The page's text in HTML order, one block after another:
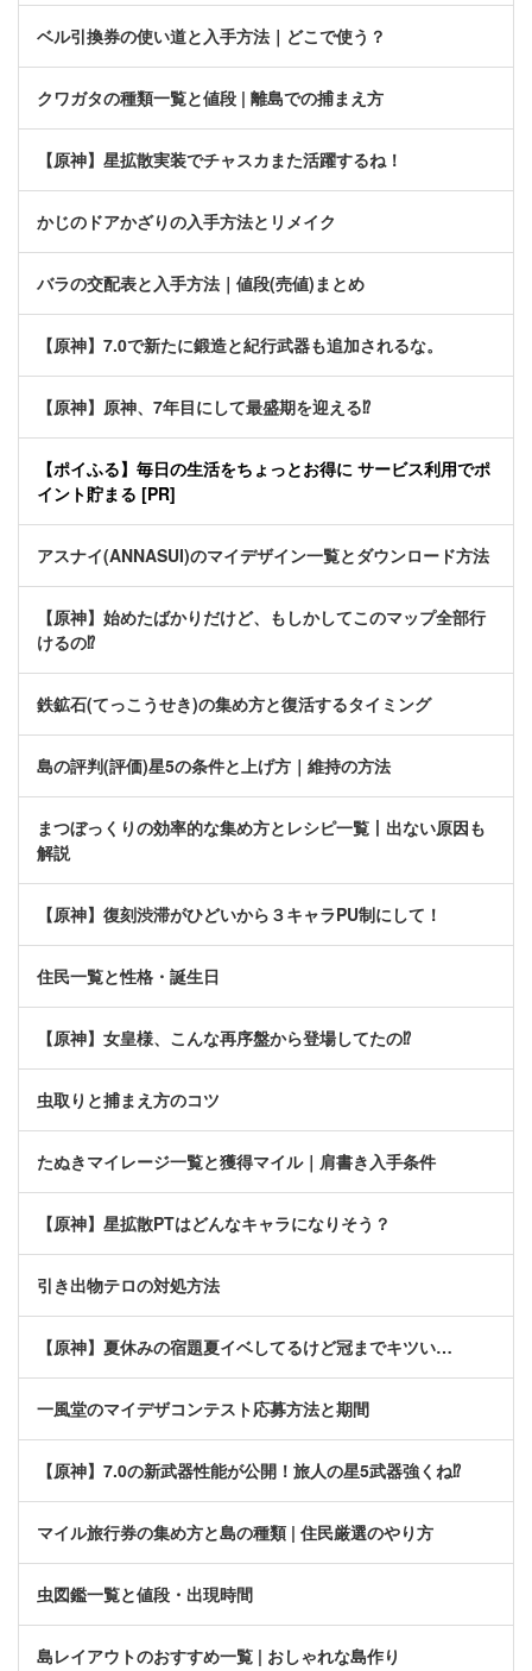
ベル引換券の使い道と入手方法｜どこで使う？
クワガタの種類一覧と値段 | 離島での捕まえ方
【原神】星拡散実装でチャスカまた活躍するね！
かじのドアかざりの入手方法とリメイク
バラの交配表と入手方法｜値段(売値)まとめ
【原神】7.0で新たに鍛造と紀行武器も追加されるな。
【原神】原神、7年目にして最盛期を迎える⁉
【ポイふる】毎日の生活をちょっとお得に サービス利用でポ
イント貯まる [PR]
アスナイ(ANNASUI)のマイデザイン一覧とダウンロード方法
【原神】始めたばかりだけど、もしかしてこのマップ全部行
けるの⁉
鉄鉱石(てっこうせき)の集め方と復活するタイミング
島の評判(評価)星5の条件と上げ方｜維持の方法
まつぼっくりの効率的な集め方とレシピ一覧丨出ない原因も
解説
【原神】復刻渋滞がひどいから３キャラPU制にして！
住民一覧と性格・誕生日
【原神】女皇様、こんな再序盤から登場してたの⁉
虫取りと捕まえ方のコツ
たぬきマイレージ一覧と獲得マイル｜肩書き入手条件
【原神】星拡散PTはどんなキャラになりそう？
引き出物テロの対処方法
【原神】夏休みの宿題夏イベしてるけど冠までキツい…
一風堂のマイデザコンテスト応募方法と期間
【原神】7.0の新武器性能が公開！旅人の星5武器強くね⁉
マイル旅行券の集め方と島の種類 | 住民厳選のやり方
虫図鑑一覧と値段・出現時間
島レイアウトのおすすめ一覧 | おしゃれな島作り